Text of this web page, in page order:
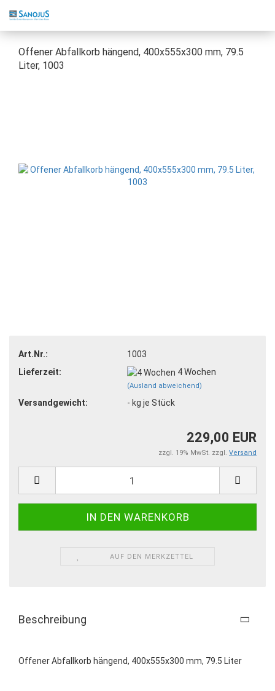
Offener Abfallkorb hängend, 400x555x300 mm, 79.5
Liter, 1003
Art.Nr.:
1003
Lieferzeit:
4 Wochen
(Ausland abweichend)
Versandgewicht: - kg je Stück
229,00 EUR
zzgl. 19% MwSt. zzgl. Versand
AUF DEN MERKZETTEL
Beschreibung
Offener Abfallkorb hängend, 400x555x300 mm, 79.5 Liter